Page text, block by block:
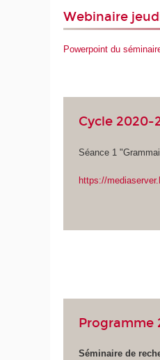
Webinaire
Powerpoint du
Cycle 2020-
Séance 1
https://
Programme
Séminaire de